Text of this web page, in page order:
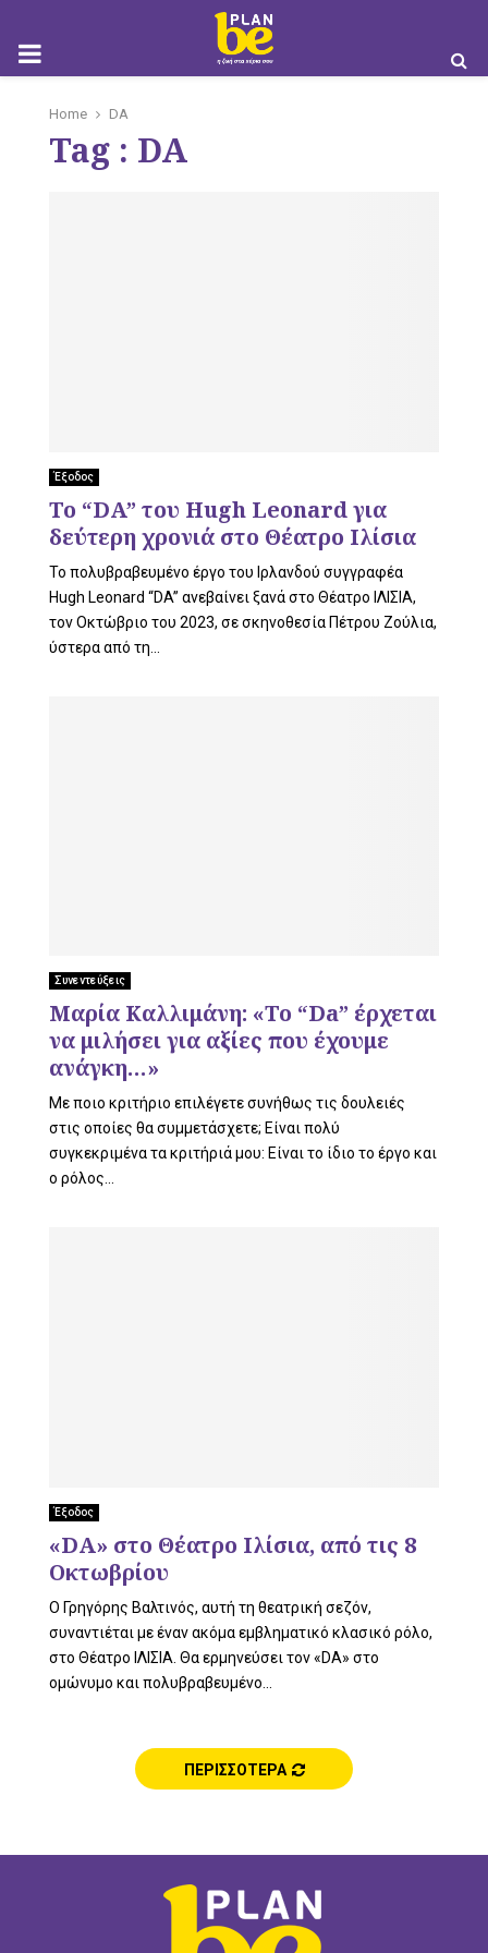
M
Home DA
Tag : DA
Έξοδος
Το “DA” του Hugh Leonard για
δεύτερη χρονιά στο Θέατρο Ιλίσια
Το πολυβραβευμένο έργο του Ιρλανδού συγγραφέα
Hugh Leonard “DA” ανεβαίνει ξανά στο Θέατρο ΙΛΙΣΙΑ,
τον Οκτώβριο του 2023, σε σκηνοθεσία Πέτρου Ζούλια,
ύστερα από τη...
Συνεντεύξεις
Μαρία Καλλιμάνη: «Το “Da” έρχεται
να μιλήσει για αξίες που έχουμε
ανάγκη…»
Με ποιο κριτήριο επιλέγετε συνήθως τις δουλειές
στις οποίες θα συμμετάσχετε; Eίναι πολύ
συγκεκριμένα τα κριτήριά μου: Είναι το ίδιο το έργο και
ο ρόλος...
Έξοδος
«DA» στο Θέατρο Ιλίσια, από τις 8
Οκτωβρίου
Ο Γρηγόρης Βαλτινός, αυτή τη θεατρική σεζόν,
συναντιέται με έναν ακόμα εμβληματικό κλασικό ρόλο,
στο Θέατρο ΙΛΙΣΙΑ. Θα ερμηνεύσει τον «DA» στο
ομώνυμο και πολυβραβευμένο...
ΠΕΡΙΣΣΟΤΕΡΑ